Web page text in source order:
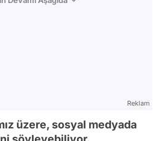
Reklam
üzere, sosyal medyada